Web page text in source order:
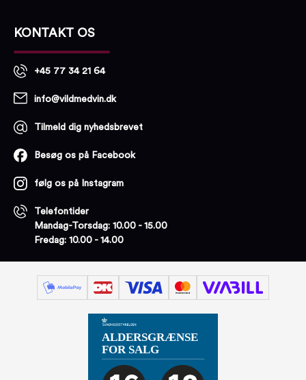
KONTAKT OS
+45 77 34 21 64
info@vildmedvin.dk
Tilmeld dig nyhedsbrevet
Besøg os på Facebook
følg os på Instagram
Telefontider
Mandag-Torsdag: 10.00 - 15.00
Fredag: 10.00 - 14.00